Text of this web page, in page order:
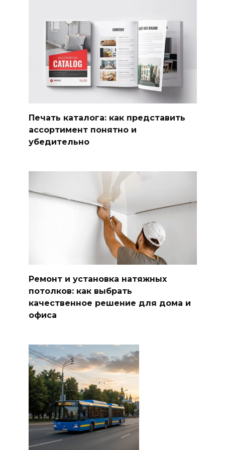
Печать каталога: как представить
ассортимент понятно и
убедительно
Ремонт и установка натяжных
потолков: как выбрать
качественное решение для дома и
офиса